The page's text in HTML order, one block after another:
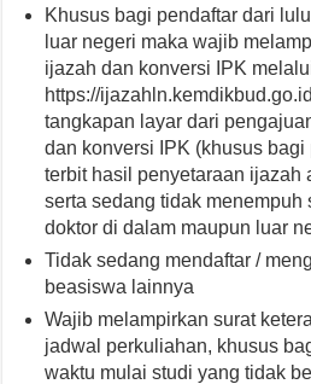
Khusus bagi pendaftar dari
luar negeri maka wajib
ijazah dan konversi IPK
https://
tangkapan layar dari
dan konversi IPK (khusus
terbit hasil penyetaraan ijazah
serta sedang tidak menempuh
doktor di dalam maupun luar
Tidak sedang mendaftar /
beasiswa lainnya
Wajib melampirkan surat
jadwal perkuliahan, khusus
waktu mulai studi yang tidak